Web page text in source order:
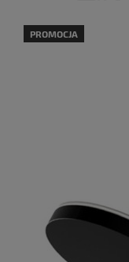
PROMOCJA